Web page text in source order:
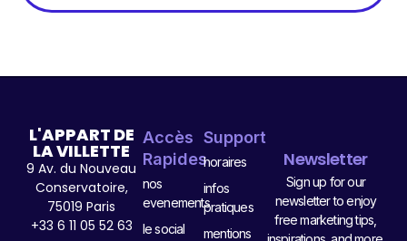
L'APPART DE
LA VILLETTE
9 Av. du Nouveau
Conservatoire,
75019 Paris
+33 6 11 05 52 63
Accès
Rapides
nos
evenements
le social
Support
horaires
infos
pratiques
mentions
Newsletter
Sign up for our
newsletter to enjoy
free marketing tips,